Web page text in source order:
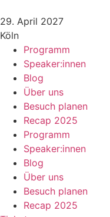
Inhalt
springen
29. April 2027
Köln
Programm
Speaker:innen
Blog
Über uns
Besuch planen
Recap 2025
Programm
Speaker:innen
Blog
Über uns
Besuch planen
Recap 2025